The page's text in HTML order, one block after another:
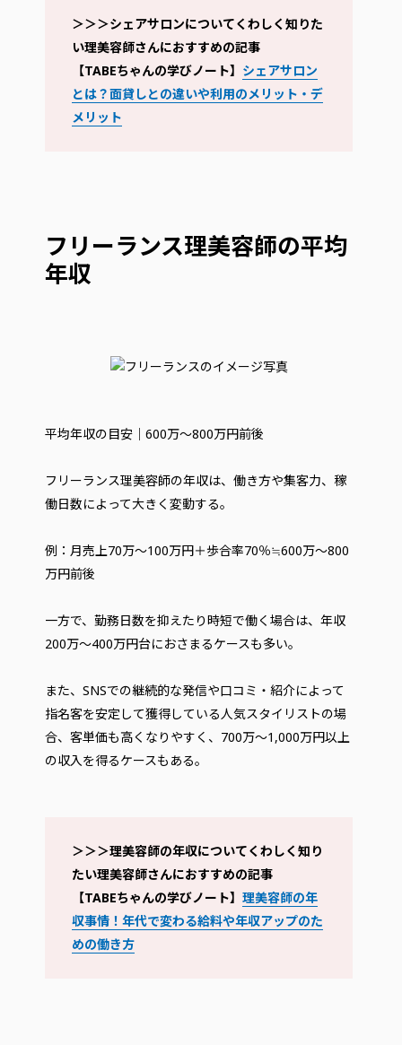
＞＞＞シェアサロンについてくわしく知りた
い理美容師さんにおすすめの記事
【TABEちゃんの学びノート】 シェアサロン
とは？面貸しとの違いや利用のメリット・デ
メリット
フリーランス理美容師の平均
年収
平均年収の目安｜600万〜800万円前後
フリーランス理美容師の年収は、働き方や集客力、稼
働日数によって大きく変動する。
例：月売上70万〜100万円＋歩合率70％≒600万～800
万円前後
一方で、勤務日数を抑えたり時短で働く場合は、年収
200万〜400万円台におさまるケースも多い。
また、SNSでの継続的な発信や口コミ・紹介によって
指名客を安定して獲得している人気スタイリストの場
合、客単価も高くなりやすく、700万〜1,000万円以上
の収入を得るケースもある。
＞＞＞理美容師の年収についてくわしく知り
たい理美容師さんにおすすめの記事
【TABEちゃんの学びノート】 理美容師の年
収事情！年代で変わる給料や年収アップのた
めの働き方